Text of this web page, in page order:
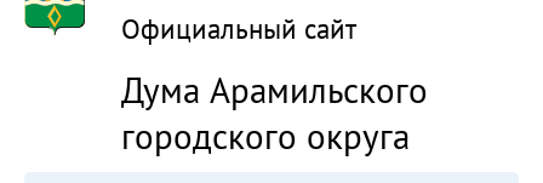
Официальный сайт
Дума Арамильского
городского округа